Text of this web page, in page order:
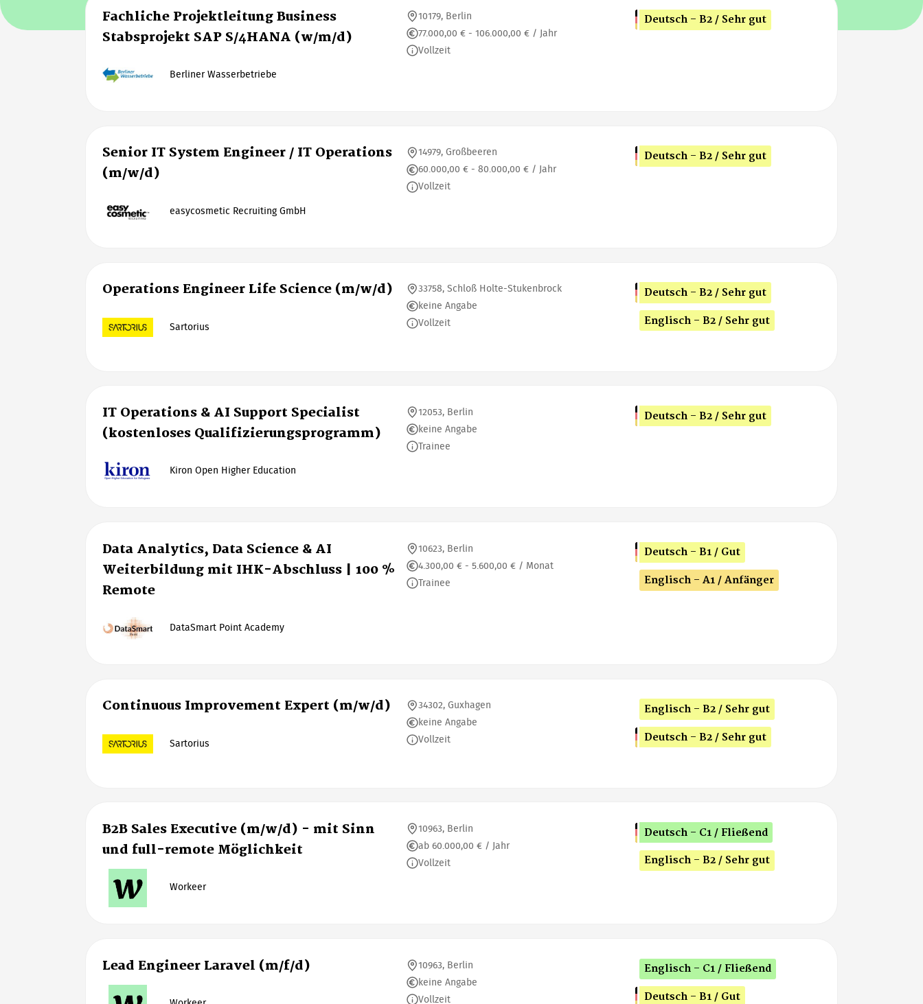
Fachliche Projektleitung Business
Stabsprojekt SAP S/4HANA (w/m/d)
Berliner Wasserbetriebe
10179, Berlin
77.000,00 € - 106.000,00 € / Jahr
Vollzeit
Deutsch - B2 / Sehr gut
Senior IT System Engineer / IT Operations
(m/w/d)
easycosmetic Recruiting GmbH
14979, Großbeeren
60.000,00 € - 80.000,00 € / Jahr
Vollzeit
Deutsch - B2 / Sehr gut
Operations Engineer Life Science (m/w/d)
Sartorius
33758, Schloß Holte-Stukenbrock
keine Angabe
Vollzeit
Deutsch - B2 / Sehr gut
Englisch - B2 / Sehr gut
IT Operations & AI Support Specialist
(kostenloses Qualifizierungsprogramm)
Kiron Open Higher Education
12053, Berlin
keine Angabe
Trainee
Deutsch - B2 / Sehr gut
Data Analytics, Data Science & AI
Weiterbildung mit IHK-Abschluss | 100 %
Remote
DataSmart Point Academy
10623, Berlin
4.300,00 € - 5.600,00 € / Monat
Trainee
Deutsch - B1 / Gut
Englisch - A1 / Anfänger
Continuous Improvement Expert (m/w/d)
Sartorius
34302, Guxhagen
keine Angabe
Vollzeit
Englisch - B2 / Sehr gut
Deutsch - B2 / Sehr gut
B2B Sales Executive (m/w/d) - mit Sinn
und full-remote Möglichkeit
Workeer
10963, Berlin
ab 60.000,00 € / Jahr
Vollzeit
Deutsch - C1 / Fließend
Englisch - B2 / Sehr gut
Lead Engineer Laravel (m/f/d)
10963, Berlin
keine Angabe
Vollzeit
Englisch - C1 / Fließend
Deutsch - B1 / Gut